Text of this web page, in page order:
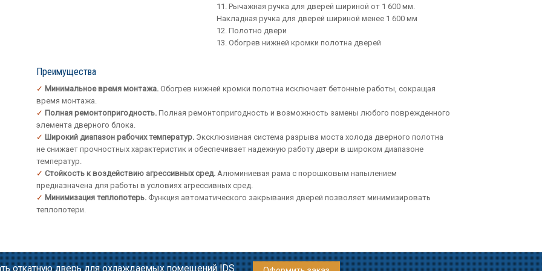
Рычажная ручка для дверей шириной от 1 600 мм.
Накладная ручка для дверей шириной менее 1 600 мм
Полотно двери
Обогрев нижней кромки полотна дверей
Преимущества
Минимальное время монтажа.Обогрев нижней кромки полотна исключает бетонные работы, сокращая
время монтажа.
Полная ремонтопригодность.Полная ремонтопригодность и возможность замены любого поврежденного
элемента дверного блока.
Широкий диапазон рабочих температур.Эксклюзивная система разрыва моста холода дверного полотна
не снижает прочностных характеристик и обеспечивает надежную работу двери в широком диапазоне
температур.
Стойкость к воздействию агрессивных сред.Алюминиевая рама с порошковым напылением
предназначена для работы в условиях агрессивных сред.
Минимизация теплопотерь.Функция автоматического закрывания дверей позволяет минимизировать
теплопотери.
откатную дверь для охлаждаемых помещений IDS